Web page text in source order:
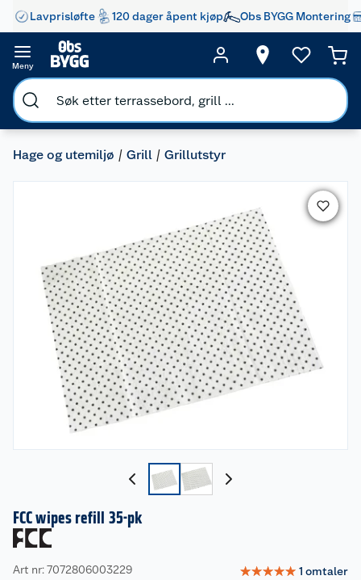
Lavprisløfte 120 dager åpent kjøp Obs BYGG Montering
Meny
Hage og utemiljø Grill Grillutstyr
FCC wipes refill 35-pk
Art nr: 7072806003229 ☆☆☆☆☆ 1 omtaler